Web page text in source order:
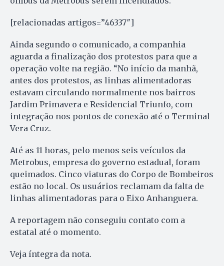
[relacionadas artigos=”46337″]
Ainda segundo o comunicado, a companhia
aguarda a finalização dos protestos para que a
operação volte na região. “No início da manhã,
antes dos protestos, as linhas alimentadoras
estavam circulando normalmente nos bairros
Jardim Primavera e Residencial Triunfo, com
integração nos pontos de conexão até o Terminal
Vera Cruz.
Até as 11 horas, pelo menos seis veículos da
Metrobus, empresa do governo estadual, foram
queimados. Cinco viaturas do Corpo de Bombeiros
estão no local. Os usuários reclamam da falta de
linhas alimentadoras para o Eixo Anhanguera.
A reportagem não conseguiu contato com a
estatal até o momento.
Veja íntegra da nota.